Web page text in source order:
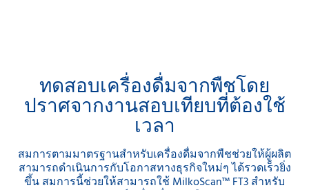
ทดสอบเครื่องดื่มจากพืชโดย
ปราศจากงานสอบเทียบที่ต้องใช้
เวลา
สมการตามมาตรฐานสำหรับเครื่องดื่มจากพืชช่วยให้ผู้ผลิต
สามารถดำเนินการกับโอกาสทางธุรกิจใหม่ๆ ได้รวดเร็วยิ่ง
ขึ้น สมการนี้ช่วยให้สามารถใช้ MilkoScan™ FT3 สำหรับ